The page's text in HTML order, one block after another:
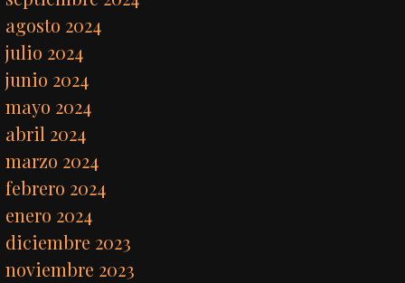
agosto 2024
julio 2024
junio 2024
mayo 2024
abril 2024
marzo 2024
febrero 2024
enero 2024
diciembre 2023
noviembre 2023